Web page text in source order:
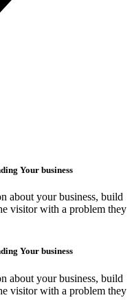
Your business
about your business, build
visitor with a problem they
Your business
about your business, build
visitor with a problem they